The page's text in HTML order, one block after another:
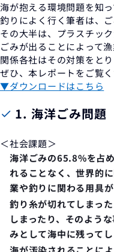
海が抱える環境問題を知
釣りによく行く筆者は、
その大半は、プラスチック
ごみが出ることによって
関係各社はその対策をとり
ぜひ、本レポートをご覧く
▼ダウンロードはこちら
1. 海洋ごみ問題
＜社会課題＞
海洋ごみの65.8%を占
れることなく、世界的
業や釣りに関わる用具
釣り糸が切れてしまっ
しまったり、そのよう
みとして海中に残って